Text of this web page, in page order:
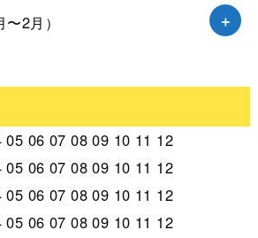
2月）
05 06 07 08 09 10 11 12
05 06 07 08 09 10 11 12
05 06 07 08 09 10 11 12
05 06 07 08 09 10 11 12